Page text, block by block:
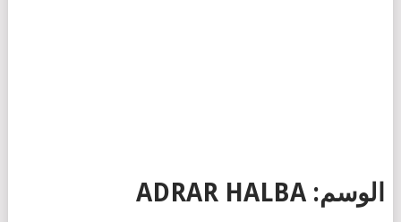
الوسم: ADRAR HALBA